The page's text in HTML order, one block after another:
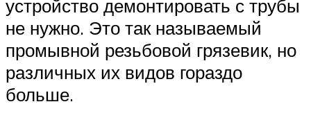
устройство демонтировать с трубы
не нужно. Это так называемый
промывной резьбовой грязевик, но
различных их видов гораздо
больше.